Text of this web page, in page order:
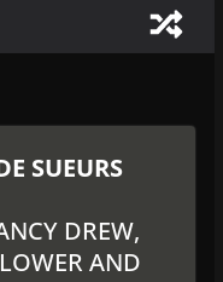
SUEURS
DREW,
AND